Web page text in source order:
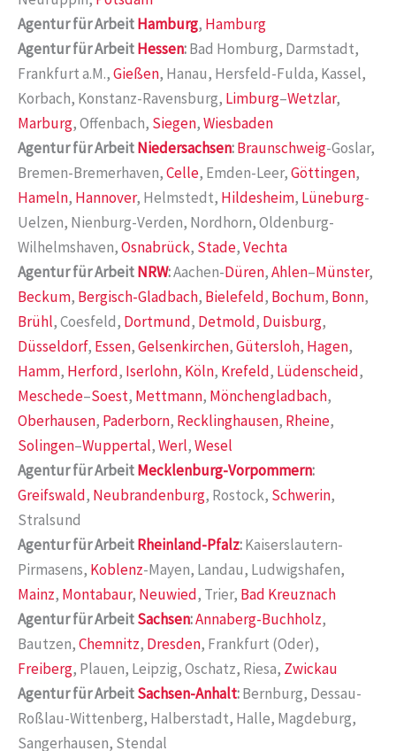
Agentur für ArbeitHamburg, Hamburg
Agentur für ArbeitHessen:Bad Homburg, Darmstadt,
Frankfurt a.M.,Gießen, Hanau, Hersfeld-Fulda, Kassel,
Korbach, Konstanz-Ravensburg, Limburg–Wetzlar,
Marburg, Offenbach, Siegen,Wiesbaden
Agentur für ArbeitNiedersachsen:Braunschweig-Goslar,
Bremen-Bremerhaven,Celle, Emden-Leer,Göttingen,
Hameln, Hannover, Helmstedt, Hildesheim, Lüneburg-
Uelzen, Nienburg-Verden, Nordhorn, Oldenburg-
Wilhelmshaven,Osnabrück, Stade,Vechta
Agentur für ArbeitNRW:Aachen-Düren,Ahlen–Münster,
Beckum, Bergisch-Gladbach, Bielefeld, Bochum, Bonn,
Brühl, Coesfeld, Dortmund, Detmold, Duisburg,
Düsseldorf, Essen,Gelsenkirchen,Gütersloh, Hagen,
Hamm, Herford, Iserlohn, Köln, Krefeld, Lüdenscheid,
Meschede–Soest, Mettmann, Mönchengladbach,
Oberhausen, Paderborn, Recklinghausen, Rheine,
Solingen–Wuppertal,Werl,Wesel
Agentur für ArbeitMecklenburg-Vorpommern:
Greifswald, Neubrandenburg, Rostock, Schwerin,
Stralsund
Agentur für ArbeitRheinland-Pfalz:Kaiserslautern-
Pirmasens, Koblenz-Mayen, Landau, Ludwigshafen,
Mainz, Montabaur, Neuwied, Trier, Bad Kreuznach
Agentur für ArbeitSachsen:Annaberg-Buchholz,
Bautzen,Chemnitz, Dresden, Frankfurt (Oder),
Freiberg, Plauen, Leipzig, Oschatz, Riesa, Zwickau
Agentur für ArbeitSachsen-Anhalt:Bernburg, Dessau-
Roßlau-Wittenberg, Halberstadt, Halle, Magdeburg,
Sangerhausen, Stendal